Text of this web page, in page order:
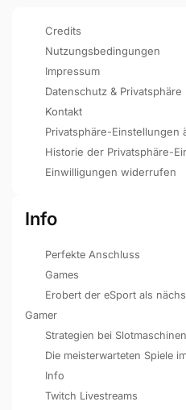
Credits
Nutzungsbedingungen
Impressum
Datenschutz & Privatsphäre
Kontakt
Privatsphäre-Einstellungen
Historie der Privatsphäre-
Einwilligungen widerrufen
Info
Perfekte Anschluss
Games
Erobert der eSport als
Gamer
Strategien bei Slotmaschinen
Die meisterwarteten Spiele
Info
Twitch Livestreams